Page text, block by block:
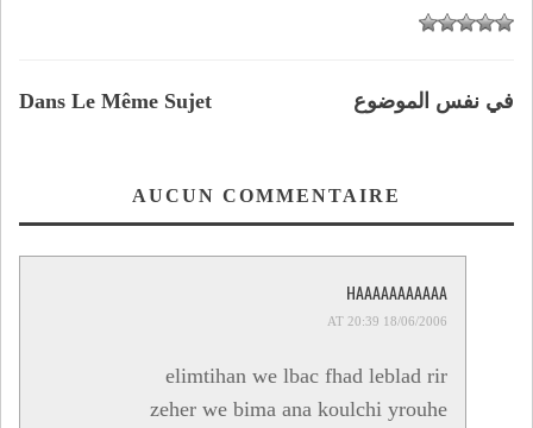
Dans Le Même Sujet في نفس الموضوع
AUCUN COMMENTAIRE
HAAAAAAAAAAA
18/06/2006 AT 20:39
elimtihan we lbac fhad leblad rir
zeher we bima ana koulchi yrouhe